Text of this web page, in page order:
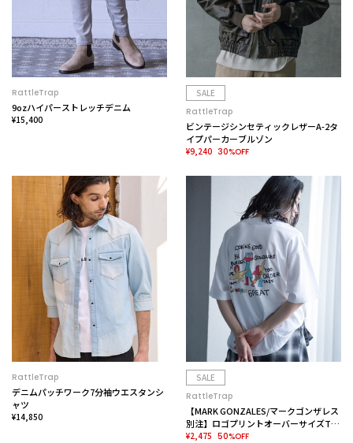
RattleTrap
9ozハイパーストレッチデニム
¥15,400
SALE
RattleTrap
ビンテージシンセティックレザーA-2タ
イプパーカーブルゾン
¥9,240 30%OFF
RattleTrap
デニムパッチワーク7分袖ウエスタンシ
ャツ
¥14,850
SALE
RattleTrap
【MARK GONZALES/マークゴンザレス
別注】ロゴプリントオーバーサイズTシ
ャツ
¥2,475 50%OFF